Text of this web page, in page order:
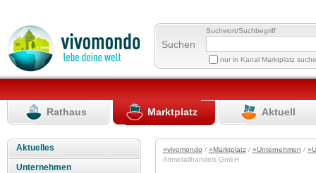
Suchen
Suchwort/Suchbegriff
nur in Kanal Marktplatz
Rathaus Marktplatz Aktuell
Aktuelles
Unternehmen
»vivomondo / »Marktplatz/ »Unternehmen /
Altmetallhandels GmbH